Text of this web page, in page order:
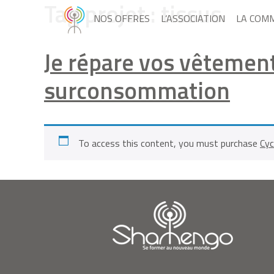
NOS OFFRES L’ASSOCIATION LA
Tag projet : tissus
Je répare vos
surconsommation
To access this content, you must purchase